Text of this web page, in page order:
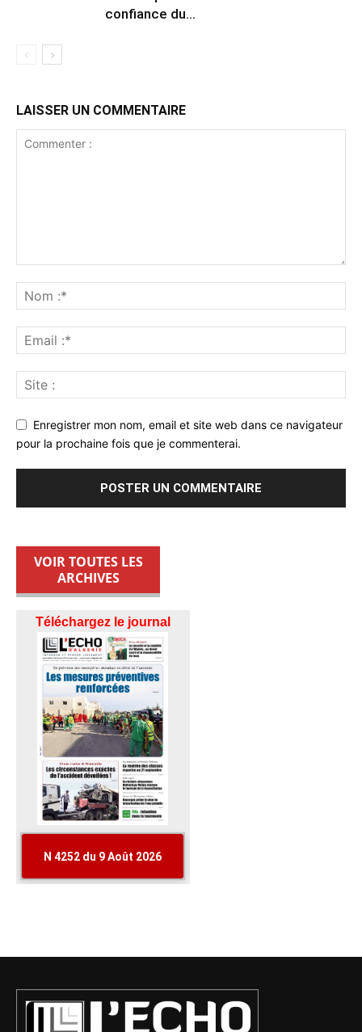
confiance du...
LAISSER UN COMMENTAIRE
Enregistrer mon nom, email et site web dans ce navigateur
pour la prochaine fois que je commenterai.
VOIR TOUTES LES
ARCHIVES